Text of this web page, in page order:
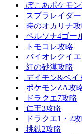
ぽこあポケモ
スプラレイダ
時のオカリナ
ペルソナ4ゴー
トモコレ攻略
バイオレクイ
紅の砂漠攻略
デイモン&ベイ
ポケモンZA攻
ドラクエ7攻略
仁王3攻略
ドラクエ1・2
桃鉄2攻略